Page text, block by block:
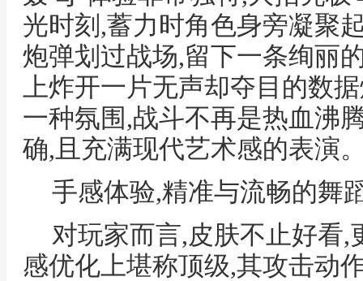
光时刻,蓄力时角色身旁凝聚
炮弹划过战场,留下一条绚丽
上炸开一片无声却夺目的数
一种氛围,战斗不再是热血沸
确,且充满现代艺术感的表演
手感体验,精准与流畅的舞
对玩家而言,皮肤不止好看
感优化上堪称顶级,其攻击动